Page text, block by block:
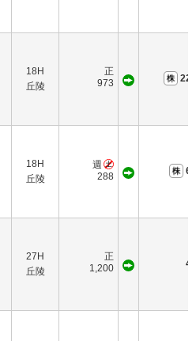
18H
丘陵
正
973
18H
丘陵
週
288
27H
丘陵
正
1,200